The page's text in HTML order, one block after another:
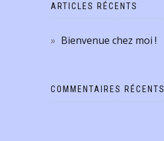
ARTICLES RÉCENTS
Bienvenue chez moi !
COMMENTAIRES RÉCENTS